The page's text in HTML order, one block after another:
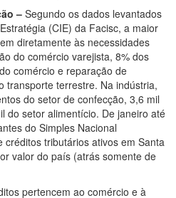
– Segundo os dados levantados
(CIE) da Facisc, a maior
diretamente às necessidades
do comércio varejista, 8% dos
comércio e reparação de
transporte terrestre. Na indústria,
do setor de confecção, 3,6 mil
do setor alimentício. De janeiro até
do Simples Nacional
tributários ativos em Santa
valor do país (atrás somente de
pertencem ao comércio e à